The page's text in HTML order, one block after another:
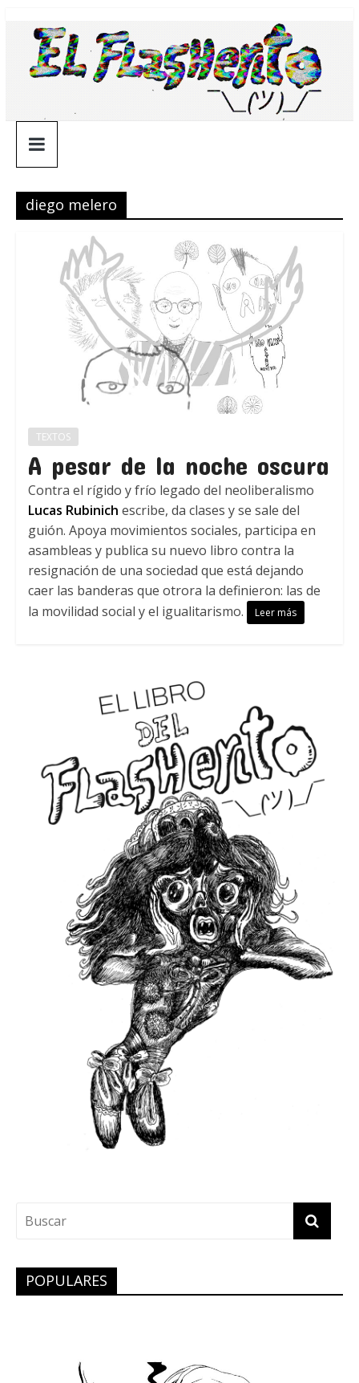
contenido
¯\_(ツ)_/
¯
diego melero
TEXTOS
A pesar de la noche oscura
Contra el rígido y frío legado del neoliberalismo
Lucas Rubinich escribe, da clases y se sale del
guión. Apoya movimientos sociales, participa en
asambleas y publica su nuevo libro contra la
resignación de una sociedad que está dejando
caer las banderas que otrora la definieron: las de
la movilidad social y el igualitarismo.
Leer más
POPULARES